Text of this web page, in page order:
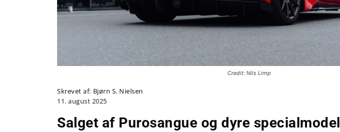
Credit: Nils Limp
Skrevet af: Bjørn S. Nielsen
11. august 2025
Salget af Purosangue og dyre